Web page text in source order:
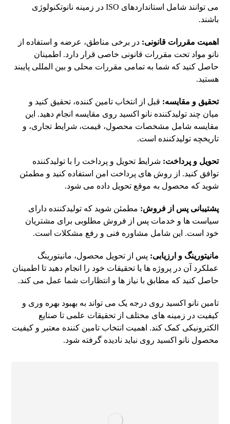
می توانند شامل استانداردهای ISO در زمینه نانوتکنولوژی
باشند.
اهمیت مقررات قانونی: در برخی مناطق، عرضه و استفاده از
نانو مواد تحت مقررات قانونی خاصی قرار دارد. اطمینان
حاصل کنید که شما به تمامی مقررات محلی و بین المللی پایبند
هستید.
تحقیق و مقایسه: قبل از انتخاب تامین کننده، تحقیق کنید و
میان چند تولیدکننده نانو اکسید روی مقایسه انجام دهید. این
مقایسه شامل مشخصات محصول، قیمت، شرایط تجاری، و
تاریخچه تولیدکننده است.
تحویل و پرداخت: شرایط تحویل و پرداخت را با تولیدکننده
توافق کنید. از روش های پرداخت امن استفاده کنید و مطمئن
شوید که محصول به موقع تحویل داده می شود.
پشتیبانی پس از فروش: مطمئن شوید که تولیدکننده دارای
سیاست ها و خدمات پس از فروش مطلوبی برای مشتریان
خود است. این شامل مشاوره فنی و رفع مشکلات است.
مانیتورینگ و ارزیابی: پس از تحویل محصول، مانیتورینگ
عملکرد آن در پروژه ها یا تحقیقات خود را انجام دهید تا اطمینان
حاصل کنید که مطابق با نیاز ها و انتظارات شما عمل می کند.
تامین نانو اکسید روی درجه یک می تواند به بهبود بهره وری و
کیفیت در زمینه های مختلف از تحقیقات علمی تا صنایع
الکترونیکی کمک کند. اهمیت انتخاب تامین کننده معتبر و کیفیت
محصول نانو اکسید روی نباید نادیده گرفته شود.